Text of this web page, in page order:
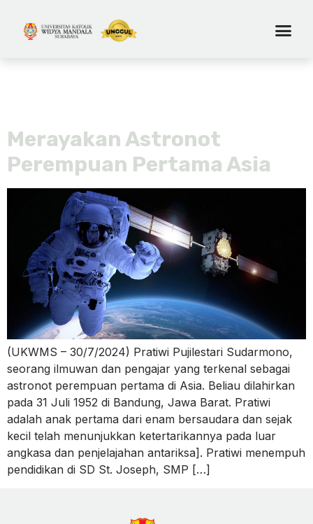
Merayakan Astronot
Perempuan Pertama Asia
(UKWMS – 30/7/2024) Pratiwi Pujilestari Sudarmono,
seorang ilmuwan dan pengajar yang terkenal sebagai
astronot perempuan pertama di Asia. Beliau dilahirkan
pada 31 Juli 1952 di Bandung, Jawa Barat. Pratiwi
adalah anak pertama dari enam bersaudara dan sejak
kecil telah menunjukkan ketertarikannya pada luar
angkasa dan penjelajahan antariksa]. Pratiwi menempuh
pendidikan di SD St. Joseph, SMP […]